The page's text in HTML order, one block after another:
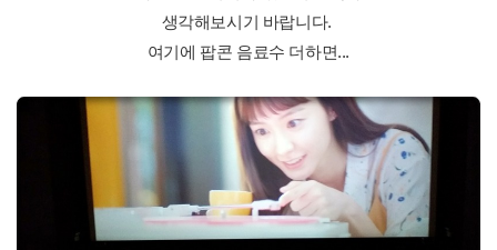
생각해보시기 바랍니다.
여기에 팝콘 음료수 더하면...